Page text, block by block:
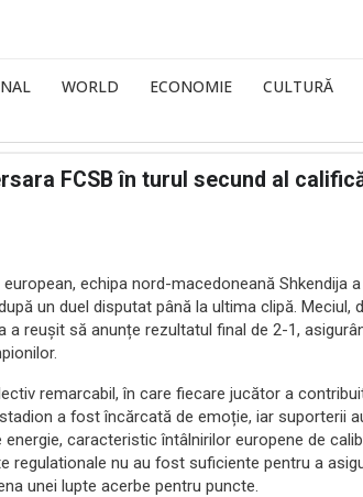
WORLD ECONOMIE CULTURĂ
FCSB în turul secund al
echipa nord-macedoneană Shkendija
un duel disputat până la ultima clipă. Meciul,
a reușit să anunțe rezultatul final de 2-1,
remarcabil, în care fiecare jucător a
a fost încărcată de emoție, iar suporterii
caracteristic întâlnirilor europene de
regulationale nu au fost suficiente pentru a
unei lupte acerbe pentru puncte.